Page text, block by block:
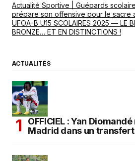
Actualité Sportive | Guépards
prépare son offensive pour le sacre
UFOA-B U15 SCOLAIRES 2025 — LE
BRONZE… ET EN DISTINCTIONS !
ACTUALITÉS
OFFICIEL : Yan
Madrid dans un transfert